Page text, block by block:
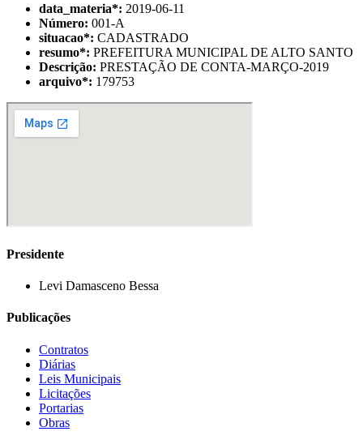
data_materia*: 2019-06-11
Número: 001-A
situacao*: CADASTRADO
resumo*: PREFEITURA MUNICIPAL DE ALTO SANTO
Descrição: PRESTAÇÃO DE CONTA-MARÇO-2019
arquivo*: 179753
Presidente
Levi Damasceno Bessa
Publicações
Contratos
Diárias
Leis Municipais
Licitações
Portarias
Obras